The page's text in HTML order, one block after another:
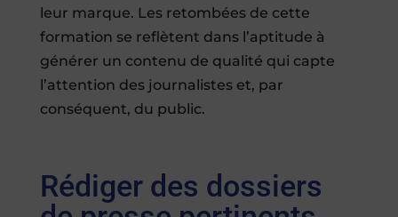
leur marque. Les retombées de cette
formation se reflètent dans l’aptitude à
générer un contenu de qualité qui capte
l’attention des journalistes et, par
conséquent, du public.
Rédiger des dossiers